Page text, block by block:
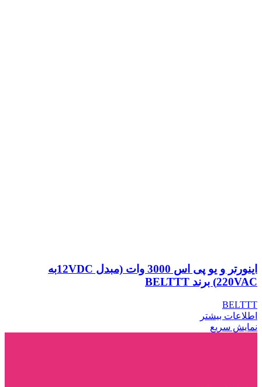
اینورتر و یو پی اس 3000 وات (مبدل 12VDCبه
220VAC) برند BELTTT
BELTTT
اطلاعات بیشتر
نمایش سریع